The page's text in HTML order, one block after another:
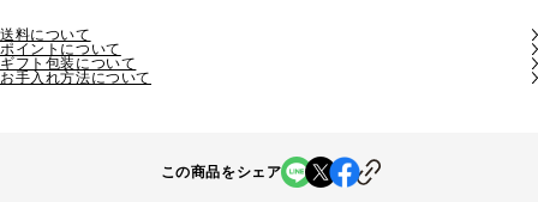
送料について
ポイントについて
ギフト包装について
お手入れ方法について
この商品をシェア